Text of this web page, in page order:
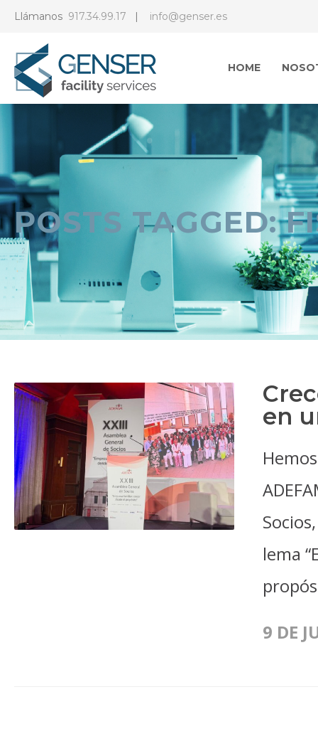
Llámanos 917.34.99.17 | info@genser.es
HOME
POSTS TAGGED:
en
lema
9 DE